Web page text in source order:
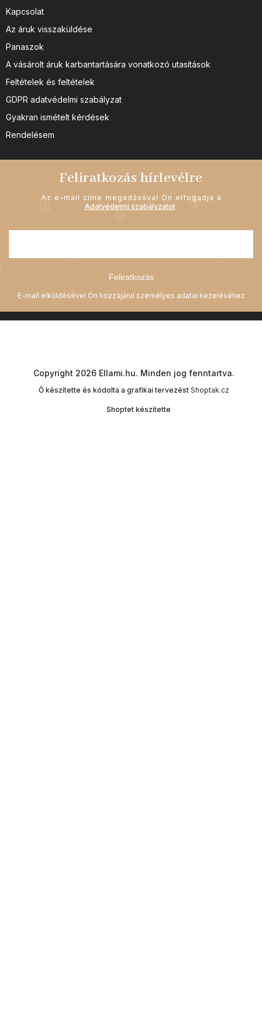
Kapcsolat
Az áruk visszaküldése
Panaszok
A vásárolt áruk karbantartására vonatkozó utasítások
Feltételek és feltételek
GDPR adatvédelmi szabályzat
Gyakran ismételt kérdések
Rendelésem
Feliratkozás hírlevélre
Az e-mail címe megadásával Ön elfogadja a
Adatvédelmi szabályzatot.
Feliratkozás
Shoptet készítette
Copyright 2026 Ellami.hu. Minden jog fenntartva.
Ő készítette és kódolta a grafikai tervezést Shoptak.cz